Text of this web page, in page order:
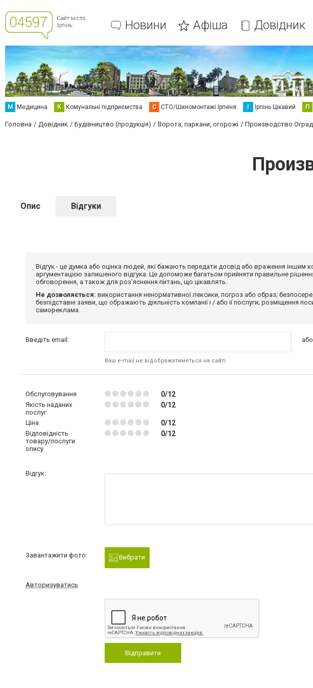
Новини Афіша Довідник
М Медицина К Комунальні підприємства С СТО/Шиномонтажі Ірпеня І Ірпінь Цікавий П
Головна Довідник Будівництво (продукція) Ворота, паркани, огорожі Производство Оград
Опис Відгуки
Відгук - це думка або оцінка людей, які бажають передати досвід або враження
аргументацією залишеного відгука. Це допоможе багатьом прийняти правильне
обговорення, а також для роз'яснення питань, що цікавлять.
Не дозволяється: використання ненормативної лексики, погроз або образ;
безпідставні заяви, що ображають діяльність компанії і / або її послуги; розміщення
самореклама.
Введіть email:
Ваш e-mail не відображатиметься на сайті
Обслуговування 0/12
Якість наданих
послуг
0/12
Ціна 0/12
Відповідність
товару/послуги
опису
0/12
Відгук:
Завантажити фото: Вибрати
Авторизуватись
Відправити